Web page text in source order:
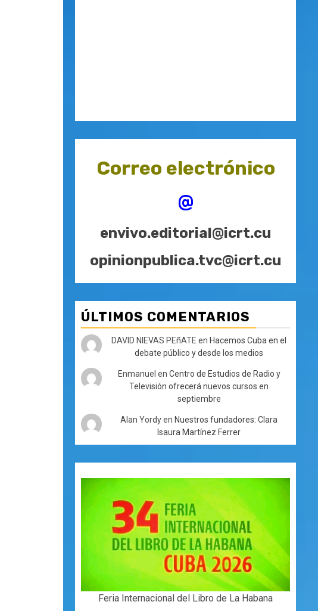
Correo electrónico
@
envivo.editorial@icrt.cu
opinionpublica.tvc@icrt.cu
ÚLTIMOS COMENTARIOS
DAVID NIEVAS PEñATE en Hacemos Cuba en el
debate público y desde los medios
Enmanuel en Centro de Estudios de Radio y
Televisión ofrecerá nuevos cursos en
septiembre
Alan Yordyen Nuestros fundadores: Clara
Isaura Martínez Ferrer
Feria Internacional del Libro de La Habana